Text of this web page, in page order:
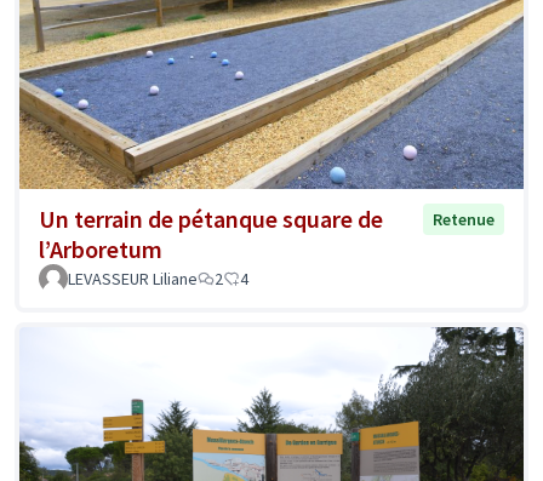
Un terrain de pétanque square de
l’Arboretum
Retenue
LEVASSEUR Liliane 2 4